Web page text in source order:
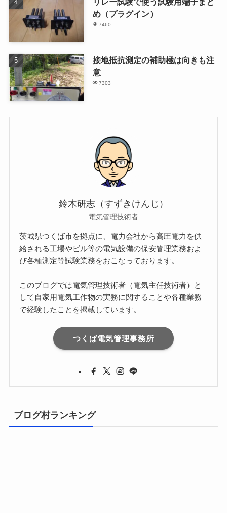
め（プラグイン）
7460
接地抵抗測定の補助極は向きも注
意
7303
鈴木研志（すずきけんじ）
電気管理技術者
茨城県つくば市を拠点に、電力会社から高圧電力を供
給される工場やビル等の電気設備の保安管理業務およ
び各種測定等試験業務をおこなっております。
このブログでは電気管理技術者（電気主任技術者）と
して自家用電気工作物の実務に関することや各種業務
で経験したことを掲載しています。
つくば電気管理事務所
ブログ村ランキング